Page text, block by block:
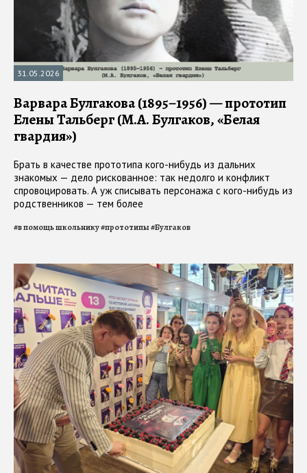
31.05.2026
Варвара Булгакова (1895–1956) — прототип
Елены Тальберг (М.А. Булгаков, «Белая
гвардия»)
Брать в качестве прототипа кого-нибудь из дальних
знакомых — дело рискованное: так недолго и конфликт
спровоцировать. А уж списывать персонажа с кого-нибудь из
родственников — тем более
#в помощь школьнику#прототипы#Булгаков